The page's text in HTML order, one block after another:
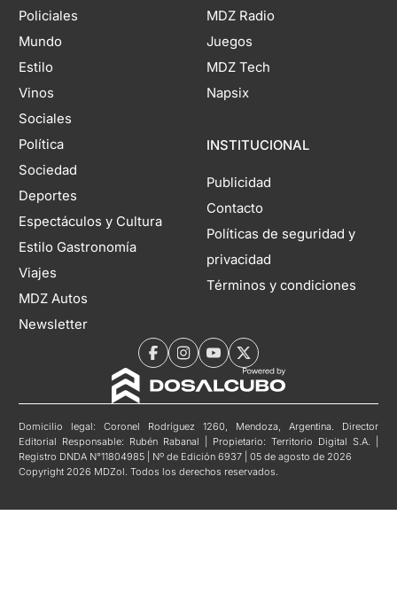
Policiales
Mundo
Estilo
Vinos
Sociales
Política
Sociedad
Deportes
Espectáculos y Cultura
Estilo Gastronomía
Viajes
MDZ Autos
Newsletter
MDZ Radio
Juegos
MDZ Tech
Napsix
INSTITUCIONAL
Publicidad
Contacto
Políticas de seguridad y
privacidad
Términos y condiciones
Domicilio legal: Coronel Rodríguez 1260, Mendoza, Argentina. Director
Editorial Responsable: Rubén Rabanal | Propietario: Territorio Digital S.A. |
Registro DNDA N°11804985 | Nº de Edición 6937 | 05 de agosto de 2026
Copyright 2026 MDZol. Todos los derechos reservados.